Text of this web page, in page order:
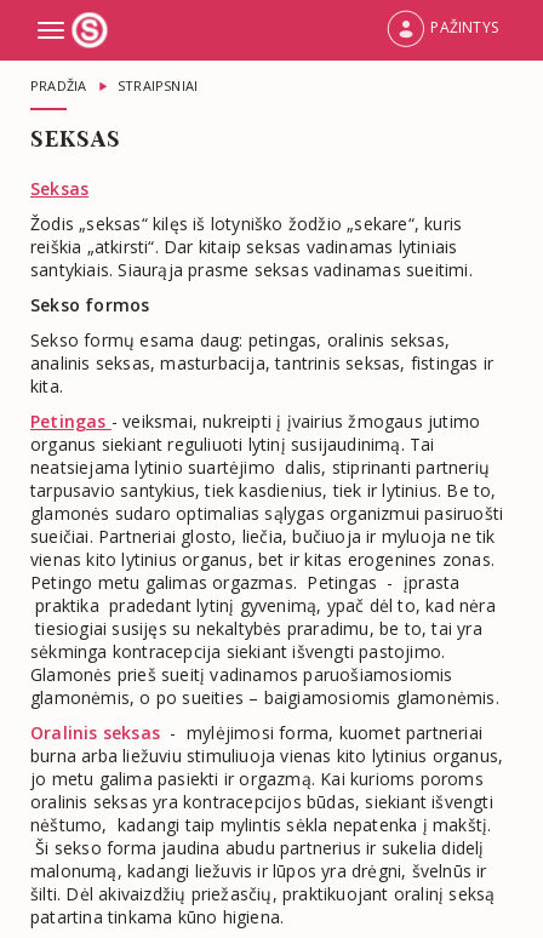
Toggle
navigation
PAŽINTYS
PRADŽIA STRAIPSNIAI
SEKSAS
Seksas
Žodis „seksas“ kilęs iš lotyniško žodžio „sekare“, kuris
reiškia „atkirsti“. Dar kitaip seksas vadinamas lytiniais
santykiais. Siaurąja prasme seksas vadinamas sueitimi.
Sekso formos
Sekso formų esama daug: petingas, oralinis seksas,
analinis seksas, masturbacija, tantrinis seksas, fistingas ir
kita.
Petingas - veiksmai, nukreipti į įvairius žmogaus jutimo
organus siekiant reguliuoti lytinį susijaudinimą. Tai
neatsiejama lytinio suartėjimo dalis, stiprinanti partnerių
tarpusavio santykius, tiek kasdienius, tiek ir lytinius. Be to,
glamonės sudaro optimalias sąlygas organizmui pasiruošti
sueičiai. Partneriai glosto, liečia, bučiuoja ir myluoja ne tik
vienas kito lytinius organus, bet ir kitas erogenines zonas.
Petingo metu galimas orgazmas. Petingas - įprasta
praktika pradedant lytinį gyvenimą, ypač dėl to, kad nėra
tiesiogiai susijęs su nekaltybės praradimu, be to, tai yra
sėkminga kontracepcija siekiant išvengti pastojimo.
Glamonės prieš sueitį vadinamos paruošiamosiomis
glamonėmis, o po sueities – baigiamosiomis glamonėmis.
Oralinis seksas - mylėjimosi forma, kuomet partneriai
burna arba liežuviu stimuliuoja vienas kito lytinius organus,
jo metu galima pasiekti ir orgazmą. Kai kurioms poroms
oralinis seksas yra kontracepcijos būdas, siekiant išvengti
nėštumo, kadangi taip mylintis sėkla nepatenka į makštį.
Ši sekso forma jaudina abudu partnerius ir sukelia didelį
malonumą, kadangi liežuvis ir lūpos yra drėgni, švelnūs ir
šilti. Dėl akivaizdžių priežasčių, praktikuojant oralinį seksą
patartina tinkama kūno higiena.